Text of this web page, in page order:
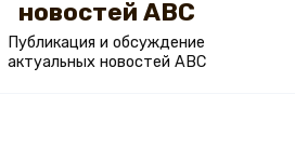
новостей ABC
Публикация и обсуждение
актуальных новостей ABC